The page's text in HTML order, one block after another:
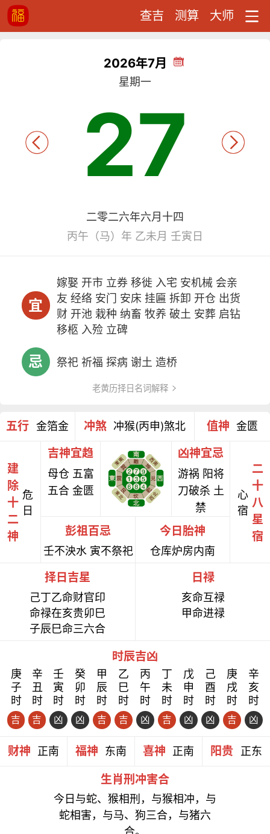
查吉 测算 大师
2026年7月
星期一
27
二零二六年六月十四
丙午（马）年 乙未月 壬寅日
宜
嫁娶 开市 立券 移徙 入宅 安机械 会亲
友 经络 安门 安床 挂匾 拆卸 开仓 出货
财 开池 栽种 纳畜 牧养 破土 安葬 启钻
移柩 入殓 立碑
忌 祭祀 祈福 探病 谢土 造桥
老黄历择日名词解释
五行 金箔金 冲煞 冲猴(丙申)煞北 值神 金匮
建
除
十
二
神
危
日
吉神宜趋
母仓 五富
五合 金匮
凶神宜忌
游祸 阳将
刀破杀 土
禁
彭祖百忌
壬不泱水 寅不祭祀
今日胎神
仓库炉房内南
心
宿
二
十
八
星
宿
择日吉星
己丁乙命财官印
命禄在亥贵卯巳
子辰巳命三六合
日禄
亥命互禄
甲命进禄
时辰吉凶
庚
子
时
吉
辛
丑
时
吉
壬
寅
时
凶
癸
卯
时
凶
甲
辰
时
吉
乙
巳
时
吉
丙
午
时
凶
丁
未
时
吉
戊
申
时
凶
己
酉
时
凶
庚
戌
时
吉
辛
亥
时
凶
财神 正南 福神 东南 喜神 正南 阳贵 正东
生肖刑冲害合
今日与蛇、猴相刑，与猴相冲，与
蛇相害，与马、狗三合，与猪六
合。